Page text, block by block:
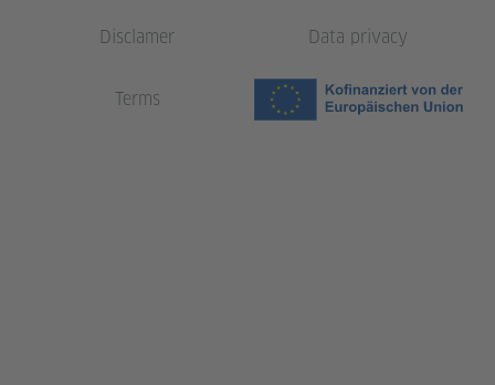
Disclamer Data privacy
Terms